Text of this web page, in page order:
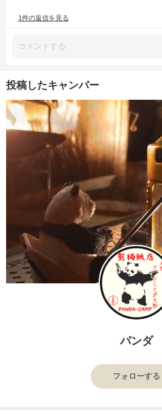
1件の返信を見る
投稿したキャンパー
パンダ
フォローする